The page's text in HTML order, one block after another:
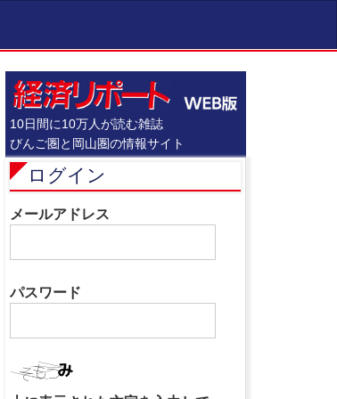
10日間に10万人が読む雑誌
びんご圏と岡山圏の情報サイト
ログイン
メールアドレス
パスワード